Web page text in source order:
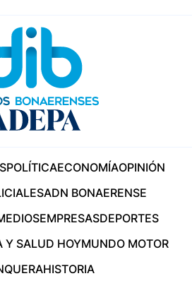
POLÍTICAECONOMÍAOPINIÓN
ADN BONAERENSE
EMPRESASDEPORTES
Y SALUD HOYMUNDO MOTOR
HISTORIA